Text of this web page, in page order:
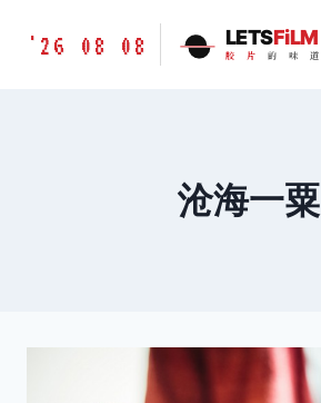
胶
'26 08 08 LETSFiLM
胶 片 的 味 道
沧海一粟